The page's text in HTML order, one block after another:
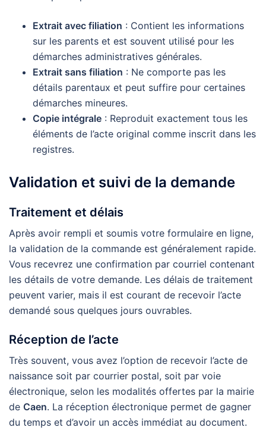
Extrait avec filiation : Contient les informations
sur les parents et est souvent utilisé pour les
démarches administratives générales.
Extrait sans filiation : Ne comporte pas les
détails parentaux et peut suffire pour certaines
démarches mineures.
Copie intégrale : Reproduit exactement tous les
éléments de l’acte original comme inscrit dans les
registres.
Validation et suivi de la demande
Traitement et délais
Après avoir rempli et soumis votre formulaire en ligne,
la validation de la commande est généralement rapide.
Vous recevrez une confirmation par courriel contenant
les détails de votre demande. Les délais de traitement
peuvent varier, mais il est courant de recevoir l’acte
demandé sous quelques jours ouvrables.
Réception de l’acte
Très souvent, vous avez l’option de recevoir l’acte de
naissance soit par courrier postal, soit par voie
électronique, selon les modalités offertes par la mairie
de Caen. La réception électronique permet de gagner
du temps et d’avoir un accès immédiat au document.